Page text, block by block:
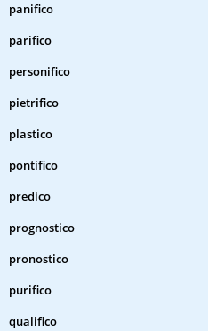
panifico
parifico
personifico
pietrifico
plastico
pontifico
predico
prognostico
pronostico
purifico
qualifico